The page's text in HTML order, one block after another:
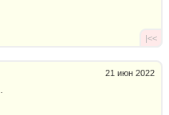
|<<
21 июн 2022